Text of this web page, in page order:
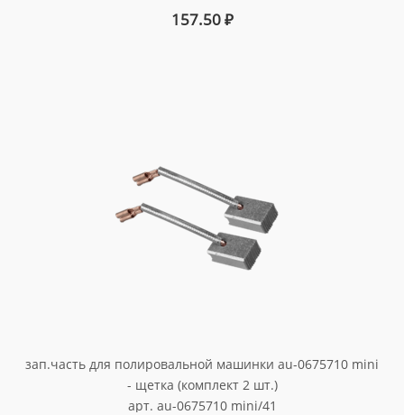
157.50₽
зап.часть для полировальной машинки au-0675710 mini
- щетка (комплект 2 шт.)
арт. au-0675710 mini/41